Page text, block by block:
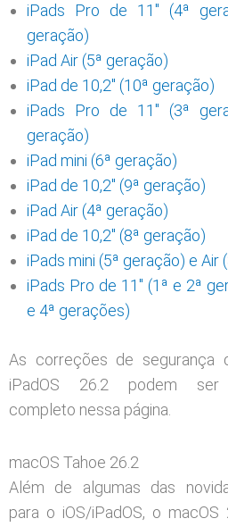
iPads Pro de 11″ (4ª
geração)
iPad Air (5ª geração)
iPad de 10,2″ (10ª geração)
iPads Pro de 11″ (3ª
geração)
iPad mini (6ª geração)
iPad de 10,2″ (9ª geração)
iPad Air (4ª geração)
iPad de 10,2″ (8ª geração)
iPads mini (5ª geração) e Air
iPads Pro de 11″ (1ª e 2ª
e 4ª gerações)
As correções de segurança
iPadOS 26.2 podem
completo nessa página.
macOS Tahoe 26.2
Além de algumas das
para o iOS/iPadOS, o